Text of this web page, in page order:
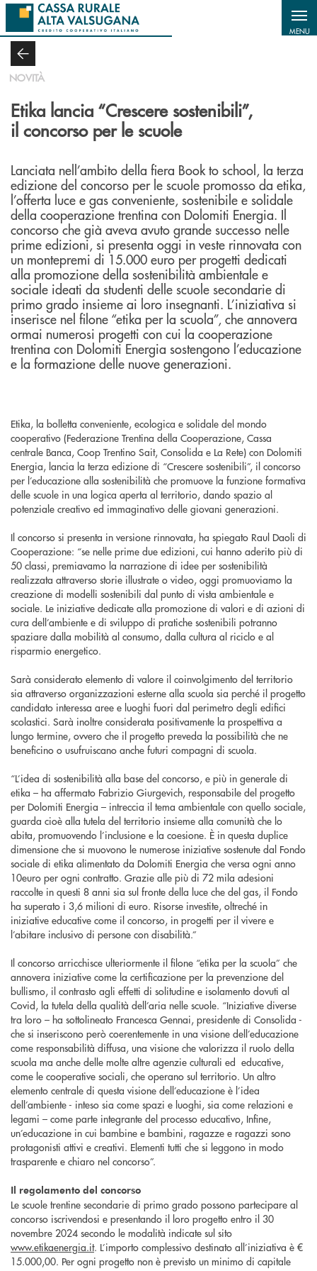
Salta al contenuto principale
MENU
NOVITÀ
Etika lancia “Crescere sostenibili”,
il concorso per le scuole
Lanciata nell’ambito della fiera Book to school, la terza
edizione del concorso per le scuole promosso da etika,
l’offerta luce e gas conveniente, sostenibile e solidale
della cooperazione trentina con Dolomiti Energia. Il
concorso che già aveva avuto grande successo nelle
prime edizioni, si presenta oggi in veste rinnovata con
un montepremi di 15.000 euro per progetti dedicati
alla promozione della sostenibilità ambientale e
sociale ideati da studenti delle scuole secondarie di
primo grado insieme ai loro insegnanti. L’iniziativa si
inserisce nel filone “etika per la scuola”, che annovera
ormai numerosi progetti con cui la cooperazione
trentina con Dolomiti Energia sostengono l’educazione
e la formazione delle nuove generazioni.
Etika, la bolletta conveniente, ecologica e solidale del mondo
cooperativo (Federazione Trentina della Cooperazione, Cassa
centrale Banca, Coop Trentino Sait, Consolida e La Rete) con Dolomiti
Energia, lancia la terza edizione di “Crescere sostenibili”, il concorso
per l’educazione alla sostenibilità che promuove la funzione formativa
delle scuole in una logica aperta al territorio, dando spazio al
potenziale creativo ed immaginativo delle giovani generazioni.
Il concorso si presenta in versione rinnovata, ha spiegato Raul Daoli di
Cooperazione: “se nelle prime due edizioni, cui hanno aderito più di
50 classi, premiavamo la narrazione di idee per sostenibilità
realizzata attraverso storie illustrate o video, oggi promuoviamo la
creazione di modelli sostenibili dal punto di vista ambientale e
sociale. Le iniziative dedicate alla promozione di valori e di azioni di
cura dell’ambiente e di sviluppo di pratiche sostenibili potranno
spaziare dalla mobilità al consumo, dalla cultura al riciclo e al
risparmio energetico.
Sarà considerato elemento di valore il coinvolgimento del territorio
sia attraverso organizzazioni esterne alla scuola sia perché il progetto
candidato interessa aree e luoghi fuori dal perimetro degli edifici
scolastici. Sarà inoltre considerata positivamente la prospettiva a
lungo termine, ovvero che il progetto preveda la possibilità che ne
beneficino o usufruiscano anche futuri compagni di scuola.
“L’idea di sostenibilità alla base del concorso, e più in generale di
etika – ha affermato Fabrizio Giurgevich, responsabile del progetto
per Dolomiti Energia – intreccia il tema ambientale con quello sociale,
guarda cioè alla tutela del territorio insieme alla comunità che lo
abita, promuovendo l’inclusione e la coesione. È in questa duplice
dimensione che si muovono le numerose iniziative sostenute dal Fondo
sociale di etika alimentato da Dolomiti Energia che versa ogni anno
10euro per ogni contratto. Grazie alle più di 72 mila adesioni
raccolte in questi 8 anni sia sul fronte della luce che del gas, il Fondo
ha superato i 3,6 milioni di euro. Risorse investite, oltreché in
iniziative educative come il concorso, in progetti per il vivere e
l’abitare inclusivo di persone con disabilità.”
Il concorso arricchisce ulteriormente il filone “etika per la scuola” che
annovera iniziative come la certificazione per la prevenzione del
bullismo, il contrasto agli effetti di solitudine e isolamento dovuti al
Covid, la tutela della qualità dell’aria nelle scuole. “Iniziative diverse
tra loro – ha sottolineato Francesca Gennai, presidente di Consolida -
che si inseriscono però coerentemente in una visione dell’educazione
come responsabilità diffusa, una visione che valorizza il ruolo della
scuola ma anche delle molte altre agenzie culturali ed educative,
come le cooperative sociali, che operano sul territorio. Un altro
elemento centrale di questa visione dell’educazione è l’idea
dell’ambiente - inteso sia come spazi e luoghi, sia come relazioni e
legami – come parte integrante del processo educativo, Infine,
un’educazione in cui bambine e bambini, ragazze e ragazzi sono
protagonisti attivi e creativi. Elementi tutti che si leggono in modo
trasparente e chiaro nel concorso”.
Il regolamento del concorso
Le scuole trentine secondarie di primo grado possono partecipare al
concorso iscrivendosi e presentando il loro progetto entro il 30
novembre 2024 secondo le modalità indicate sul sito
www.etikaenergia.it. L’importo complessivo destinato all’iniziativa è €
15.000,00. Per ogni progetto non è previsto un minimo di capitale